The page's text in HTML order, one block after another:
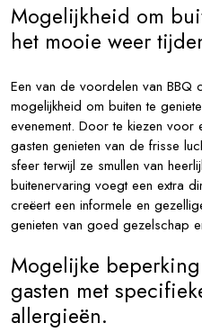
Mogelijkheid om
het mooie weer
Een van de voordelen van BBQ
mogelijkheid om buiten te
evenement. Door te kiezen voor
gasten genieten van de frisse
sfeer terwijl ze smullen van
buitenervaring voegt een extra
creëert een informele en
genieten van goed gezelschap
Mogelijke
gasten met
allergieën.